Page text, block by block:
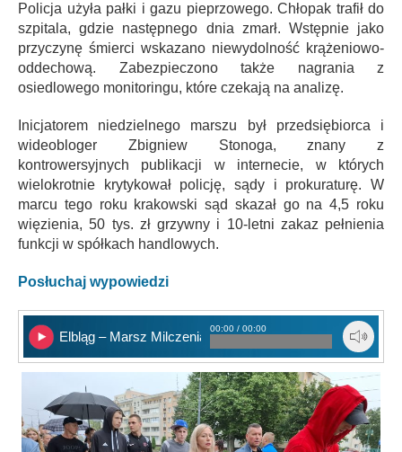
Policja użyła pałki i gazu pieprzowego. Chłopak trafił do
szpitala, gdzie następnego dnia zmarł. Wstępnie jako
przyczynę śmierci wskazano niewydolność krążeniowo-
oddechową. Zabezpieczono także nagrania z
osiedlowego monitoringu, które czekają na analizę.
Inicjatorem niedzielnego marszu był przedsiębiorca i
wideobloger Zbigniew Stonoga, znany z
kontrowersyjnych publikacji w internecie, w których
wielokrotnie krytykował policję, sądy i prokuraturę. W
marcu tego roku krakowski sąd skazał go na 4,5 roku
więzienia, 50 tys. zł grzywny i 10-letni zakaz pełnienia
funkcji w spółkach handlowych.
Posłuchaj wypowiedzi
Elbląg – Marsz Milczenia
00:00 / 00:00